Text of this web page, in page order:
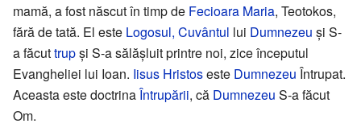
mamă, a fost născut în timp de Fecioara Maria, Teotokos,
fără de tată. El este Logosul, Cuvântul lui Dumnezeu și S-
a făcuttrupși S-a sălășluit printre noi, zice începutul
Evangheliei lui Ioan. Iisus Hristoseste Dumnezeu Întrupat.
Aceasta este doctrinaÎntrupării, că Dumnezeu S-a făcut
Om.